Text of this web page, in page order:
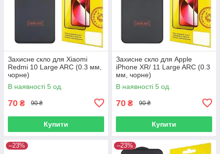
Захисне скло для Xiaomi
Redmi 10 Large ARC (0.3 мм,
чорне)
В наявності 5 од.
70 ₴ 90 ₴
Купити
Захисне скло для Apple
iPhone XR/ 11 Large ARC (0.3
мм, чорне)
В наявності 5 од.
70 ₴ 90 ₴
Купити
–23% –23%